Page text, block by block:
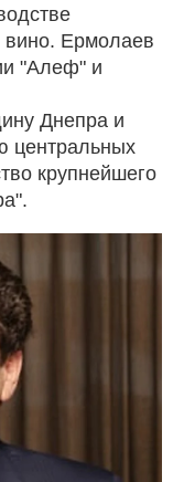
вино. Ермолаев
"Алеф" и
Днепра и
центральных
крупнейшего